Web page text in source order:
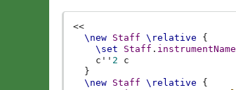
<<
\new Staff \relative
{
\set
Staff . instrumentName
c'' 2
c
}
\new Staff \relative
{